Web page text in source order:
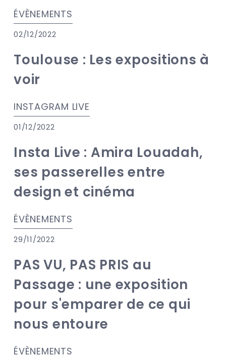
ÉVÈNEMENTS
02/12/2022
Toulouse : Les expositions à
voir
INSTAGRAM LIVE
01/12/2022
Insta Live : Amira Louadah,
ses passerelles entre
design et cinéma
ÉVÈNEMENTS
29/11/2022
PAS VU, PAS PRIS au
Passage : une exposition
pour s'emparer de ce qui
nous entoure
ÉVÈNEMENTS